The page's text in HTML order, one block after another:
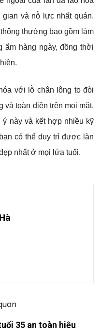
và nỗ lực nhất quán.
thường bao gồm làm
ẩm hàng ngày, đồng thời
với lỗ chân lông to đòi
và toàn diện trên mọi mặt.
này và kết hợp nhiều kỹ
có thể duy trì được làn
nhất ở mọi lứa tuổi.
35 an toàn hiệu